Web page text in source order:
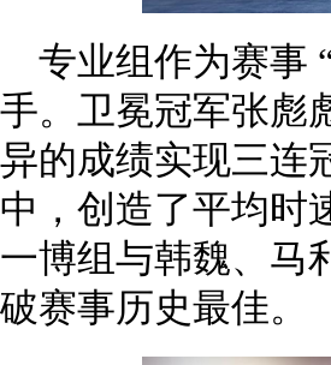
专业组作为赛事
手。卫冕冠军张彪
异的成绩实现三连
中，创造了平均时
一博组与韩魏、马
破赛事历史最佳。